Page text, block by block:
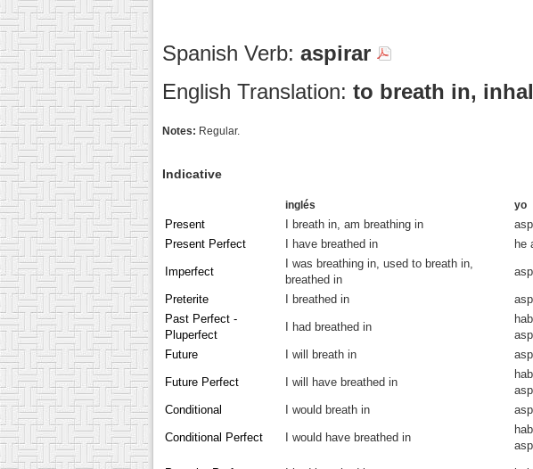
Spanish Verb: aspirar
English Translation: to breath in,
Notes: Regular.
Indicative
inglés yo
Present I breath in, am breathing in
Present Perfect
I have breathed in he
Imperfect
I was breathing in, used to breath in,
breathed in
Preterite I breathed in
Past Perfect -
Pluperfect
I had breathed in
Future I will breath in
Future Perfect I will have breathed in
Conditional I would breath in
Conditional Perfect I would have breathed in